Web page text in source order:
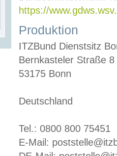
https://
Produktion
ITZBund Dienstsitz
Bernkasteler Straße 8
53175 Bonn
Deutschland
Tel.: 0800 800 75451
E-Mail: